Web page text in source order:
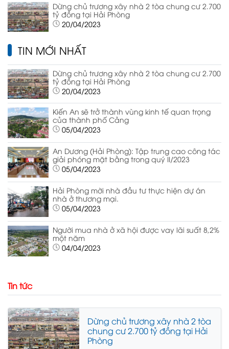
Dừng chủ trương xây nhà 2 tòa chung cư 2.700
tỷ đồng tại Hải Phòng
20/04/2023
TIN MỚI NHẤT
Dừng chủ trương xây nhà 2 tòa chung cư 2.700
tỷ đồng tại Hải Phòng
20/04/2023
Kiến An sẽ trở thành vùng kinh tế quan trọng
của thành phố Cảng
05/04/2023
An Dương (Hải Phòng): Tập trung cao công tác
giải phóng mặt bằng trong quý II/2023
05/04/2023
Hải Phòng mời nhà đầu tư thực hiện dự án
nhà ở thương mại.
05/04/2023
Người mua nhà ở xã hội được vay lãi suất 8,2%
một năm
04/04/2023
Tin tức
Dừng chủ trương xây nhà 2 tòa
chung cư 2.700 tỷ đồng tại Hải
Phòng